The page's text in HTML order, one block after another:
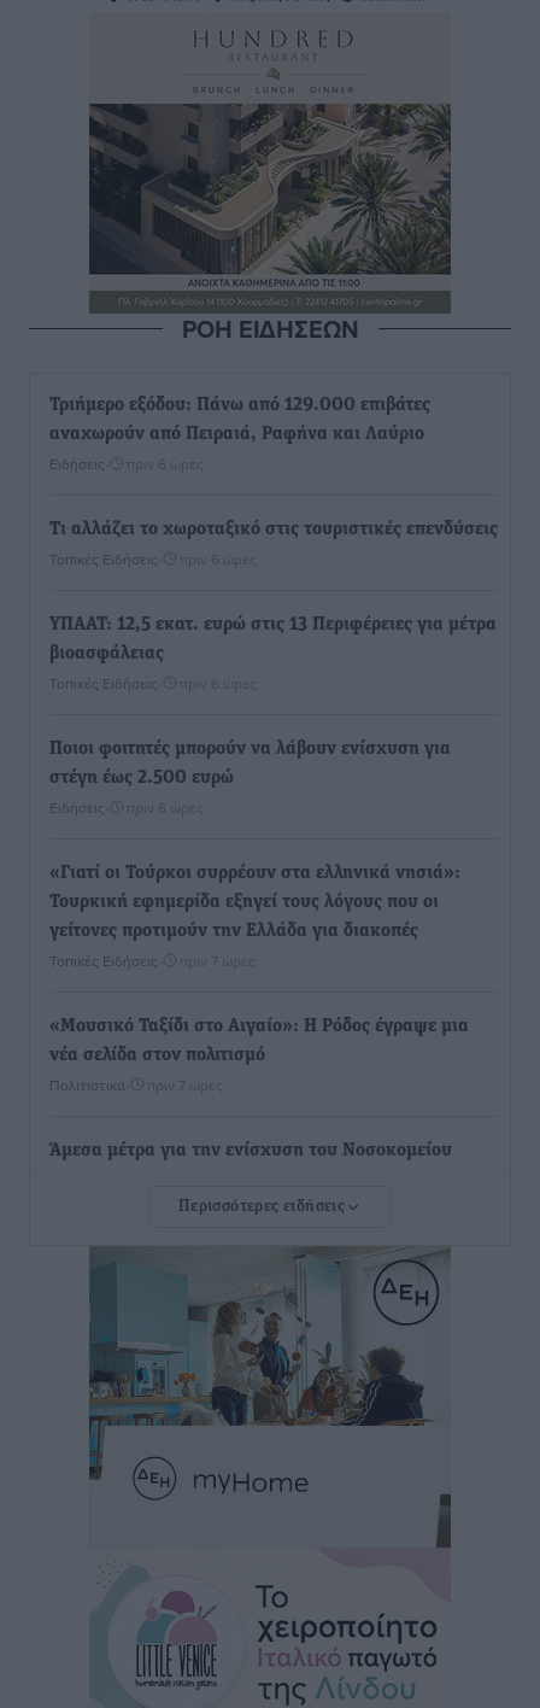
ΡΟΗ ΕΙΔΗΣΕΩΝ
Τριήμερο εξόδου: Πάνω από 129.000 επιβάτες
αναχωρούν από Πειραιά, Ραφήνα και Λαύριο
Ειδήσεις πριν 6 ώρες
Τι αλλάζει το χωροταξικό στις τουριστικές επενδύσεις
Τοπικές Ειδήσεις πριν 6 ώρες
ΥΠΑΑΤ: 12,5 εκατ. ευρώ στις 13 Περιφέρειες για μέτρα
βιοασφάλειας
Τοπικές Ειδήσεις πριν 6 ώρες
Ποιοι φοιτητές μπορούν να λάβουν ενίσχυση για
στέγη έως 2.500 ευρώ
Ειδήσεις πριν 6 ώρες
«Γιατί οι Τούρκοι συρρέουν στα ελληνικά νησιά»:
Τουρκική εφημερίδα εξηγεί τους λόγους που οι
γείτονες προτιμούν την Ελλάδα για διακοπές
Τοπικές Ειδήσεις πριν 7 ώρες
«Μουσικό Ταξίδι στο Αιγαίο»: Η Ρόδος έγραψε μια
νέα σελίδα στον πολιτισμό
Πολιτιστικά πριν 7 ώρες
Άμεσα μέτρα για την ενίσχυση του Νοσοκομείου
ανακοίνωσε ο Άδωνις Γεωργιάδης
Iατρικός Σύλλογος Ροδου προς Α. Γεωργιάδη:
Στρατηγικές Προτάσεις για την Ενίσχυση της
Δημόσιας Υγείας στη Νησιωτική Ελλάδα και στα
Νοσοκομεία της Γ΄ Ζώνης
Τοπικές Ειδήσεις• πριν 7 ώρες
Πάνθηρες: Ξεκίνησαν αισιόδοξοι για την παρθενική
Άρης Αρχαγγέλου: Στο πλευρό του άτυχου Ιάκωβου
• πριν 8 ώρες
Περισσότερες ειδήσεις